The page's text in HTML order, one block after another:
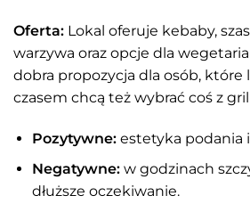
Oferta: Lokal oferuje kebaby,
warzywa oraz opcje dla
dobra propozycja dla osób, które
czasem chcą też wybrać coś z
Pozytywne:estetyka podania i
Negatywne:w godzinach
dłuższe oczekiwanie.